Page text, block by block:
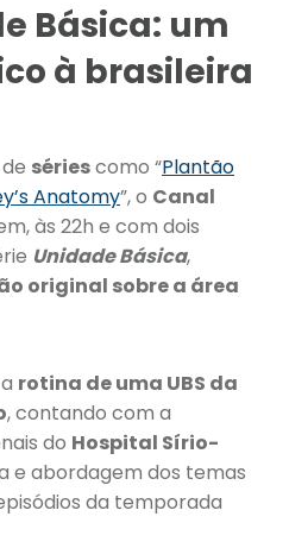
Básica: um
à brasileira
sériescomo “Plantão
Anatomy”, o Canal
às 22h e com dois
Unidade Básica,
original sobre a área
rotina de uma UBS da
, contando com a
do Hospital Sírio-
e abordagem dos temas
da temporada